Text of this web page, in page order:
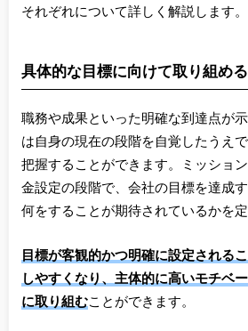
それぞれについて詳しく解説します。
具体的な目標に向けて取り組める
職務や成果といった明確な到達点が
は自身の現在の段階を自覚したうえ
把握することができます。ミッショ
金設定の段階で、会社の目標を達成
何をすることが期待されているかを定
目標が客観的かつ明確に設定される
しやすくなり、主体的に高いモチベ
に取り組むことができます。